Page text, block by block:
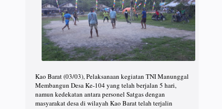
Kao Barat (03/03), Pelaksanaan kegiatan TNI Manunggal
Membangun Desa Ke-104 yang telah berjalan 5 hari,
namun kedekatan antara personel Satgas dengan
masyarakat desa di wilayah Kao Barat telah terjalin